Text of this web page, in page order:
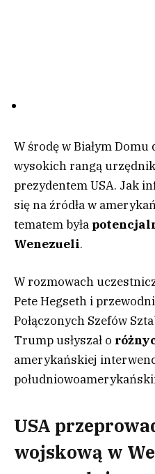
W środę w Białym Domu
wysokich rangą
prezydentem USA. Jak
się na źródła w
tematem była
Wenezueli.
W rozmowach
Pete Hegseth i
Połączonych Szefów
Trump usłyszał o
amerykańskiej
USA
wojskową w